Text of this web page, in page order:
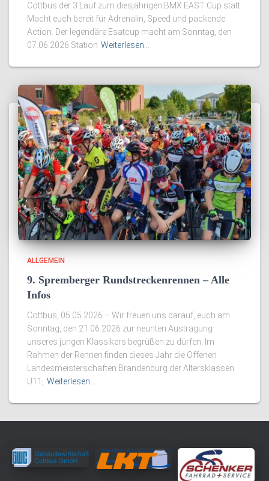
Cottbus der 3.Lauf zum diesjährigen BMX EAST Cup statt.
Macht euch bereit für Adrenalin, Speed und packende
Action. Der legendäre Esatcup macht am Sonntag, den
07.06.2026 Station Weiterlesen…
ALLGEMEIN
9. Spremberger Rundstreckenrennen – Alle
Infos
Cottbus, 05.05.2026 – Wir freuen uns darauf, euch am
Sonntag, den 21.06.2026 zur neunten Austragung
unseres jungen Klassikers begrüßen zu dürfen. Im
Rahmen der Rennen finden dieses Jahr die Offenen
Landesmeisterschaften Brandenburg der Altersklassen
U11,
Weiterlesen…